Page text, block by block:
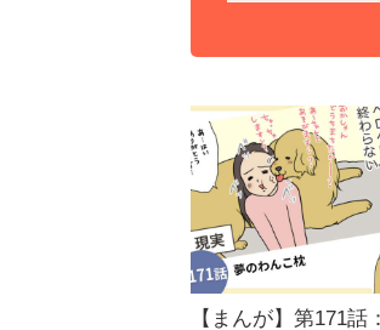
【まんが】第171話